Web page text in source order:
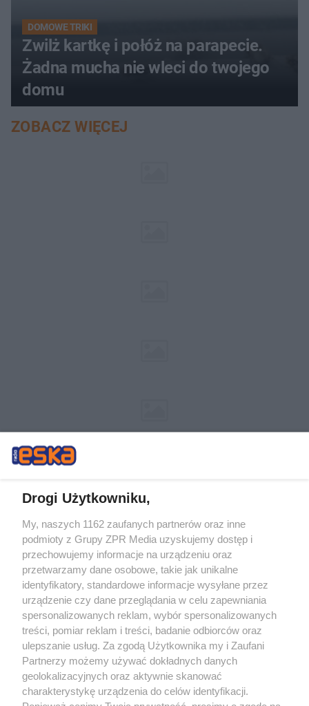
DOMOWE TRIKI
Zwilż kartkę i połóż na parapecie.
Żadna mucha nie wleci do twojego
domu
ZOBACZ WIĘCEJ
Żaden utwór zamieszczony w serwisie nie może być powielany i
rozpowszechniany lub dalej rozpowszechniany w jakikolwiek sposób (w
tym także elektroniczny lub mechaniczny) na jakimkolwiek polu
eksploatacji w jakiejkolwiek formie, włącznie z umieszczaniem w Internecie
bez pisemnej zgody właściciela praw. Jakiekolwiek użycie lub
wykorzystanie utworów w całości lub w części z naruszeniem prawa, tzn.
bez właściwej zgody, jest zabronione pod groźbą kary i może być ścigane
prawnie.
Drogi Użytkowniku,
My, naszych 1162 zaufanych partnerów oraz inne
podmioty z Grupy ZPR Media uzyskujemy dostęp i
przechowujemy informacje na urządzeniu oraz
przetwarzamy dane osobowe, takie jak unikalne
identyfikatory, standardowe informacje wysyłane przez
urządzenie czy dane przeglądania w celu zapewniania
spersonalizowanych reklam, wybór spersonalizowanych
treści, pomiar reklam i treści, badanie odbiorców oraz
ulepszanie usług. Za zgodą Użytkownika my i Zaufani
Partnerzy możemy używać dokładnych danych
geolokalizacyjnych oraz aktywnie skanować
charakterystykę urządzenia do celów identyfikacji.